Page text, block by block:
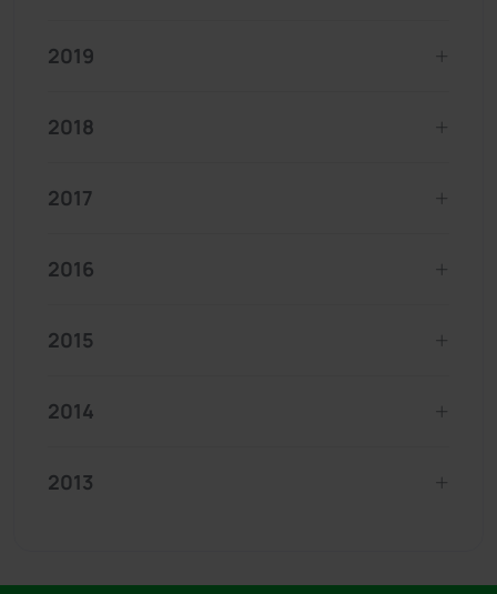
2019
2018
2017
2016
2015
2014
2013